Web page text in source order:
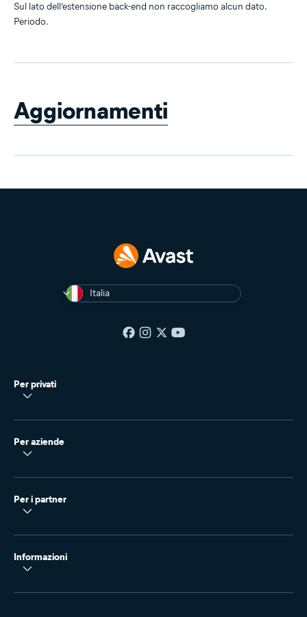
Sul lato dell’estensione back-end non raccogliamo alcun dato.
Periodo.
Aggiornamenti
Italia
Per privati
Per aziende
Per i partner
Informazioni